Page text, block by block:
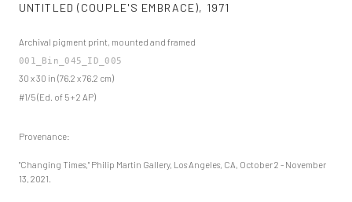
UNTITLED (COUPLE'S EMBRACE), 1971
Archival pigment print, mounted and framed
001_Bin_045_ID_005
30 x 30 in (76.2 x 76.2 cm)
#1/5 (Ed. of 5 + 2 AP)
Provenance:
"Changing Times," Philip Martin Gallery, Los Angeles, CA, October 2 - November
13, 2021.